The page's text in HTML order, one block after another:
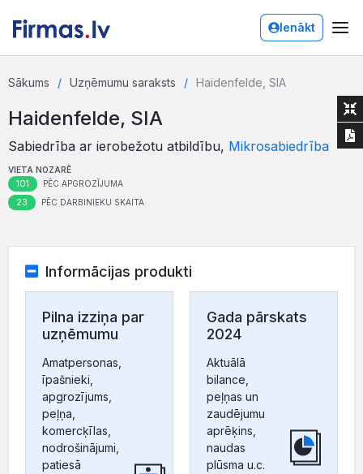
Ienākt
Sākums Uzņēmumu saraksts Haidenfelde, SIA
Haidenfelde, SIA
Sabiedrība ar ierobežotu atbildību, Mikrosabiedrība
VIETA NOZARĒ
101 PĒC APGROZĪJUMA
23 PĒC DARBINIEKU SKAITA
Informācijas produkti
Pilna izziņa par
uzņēmumu
Amatpersonas,
īpašnieki,
apgrozījums,
peļņa,
komercķīlas,
nodrošinājumi,
patiesā
Gada pārskats
2024
Aktuālā
bilance,
peļņas un
zaudējumu
aprēķins,
naudas
plūsma u.c.